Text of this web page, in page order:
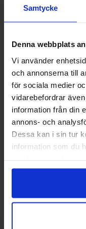
Samtycke
Denna webbplats
Vi använder
och annonserna till
för sociala medier
vidarebefordrar
information från din
annons- och
Dessa kan i sin tur
information som du
KitKat Noisette
Köp